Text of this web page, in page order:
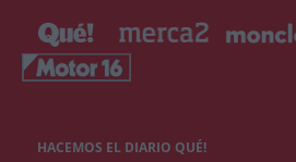
HACEMOS EL DIARIO QUÉ!